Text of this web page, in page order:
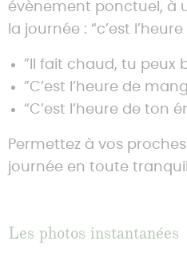
évènement ponctuel, à
la journée : “c’est
”Il fait chaud, tu peux
”C’est l’heure de
“C’est l’heure de ton
Permettez à vos
journée en toute
Les photos instantanées